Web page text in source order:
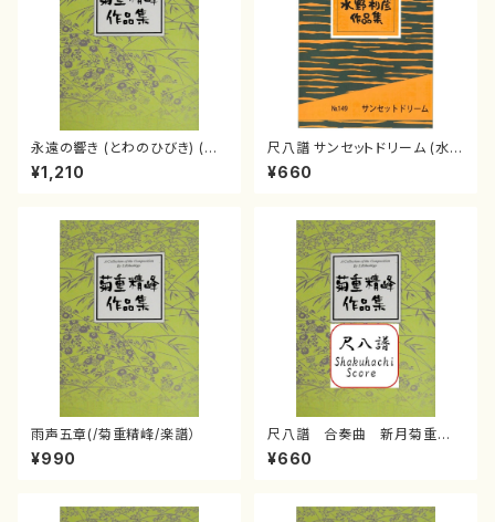
永遠の響き (とわのひびき) (菊
重精峰/楽譜）
¥1,210
尺八譜 サンセットドリーム (水野
利彦/楽譜）
¥660
雨声五章(/菊重精峰/楽譜）
¥990
尺八譜 合奏曲 新月菊重精
峰/菊重精峰/楽譜）
¥660